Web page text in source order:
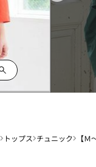
トップス チュニック 【